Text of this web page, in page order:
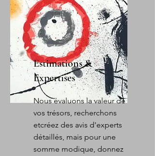
Estimations &
Expertises
Nous évaluons la valeur de
vos trésors, recherchons
etcréez des avis d'experts
détaillés, mais pour une
somme modique, donnez